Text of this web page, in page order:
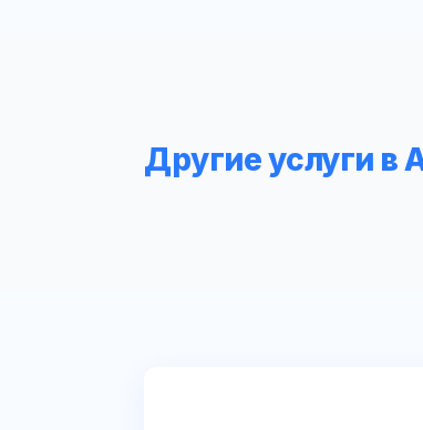
Другие услуги в